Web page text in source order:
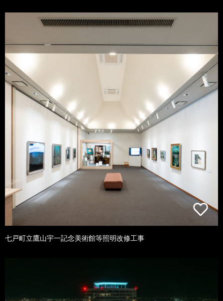
七戸町立鷹山宇一記念美術館等照明改修工事